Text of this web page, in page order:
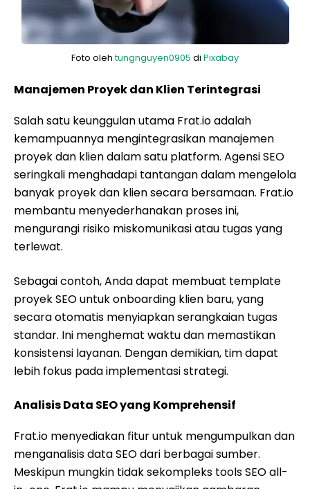
Foto olehtungnguyen0905 di Pixabay
Manajemen Proyek dan Klien Terintegrasi
Salah satu keunggulan utama Frat.io adalah
kemampuannya mengintegrasikan manajemen
proyek dan klien dalam satu platform. Agensi SEO
seringkali menghadapi tantangan dalam mengelola
banyak proyek dan klien secara bersamaan. Frat.io
membantu menyederhanakan proses ini,
mengurangi risiko miskomunikasi atau tugas yang
terlewat.
Sebagai contoh, Anda dapat membuat template
proyek SEO untuk onboarding klien baru, yang
secara otomatis menyiapkan serangkaian tugas
standar. Ini menghemat waktu dan memastikan
konsistensi layanan. Dengan demikian, tim dapat
lebih fokus pada implementasi strategi.
Analisis Data SEO yang Komprehensif
Frat.io menyediakan fitur untuk mengumpulkan dan
menganalisis data SEO dari berbagai sumber.
Meskipun mungkin tidak sekompleks tools SEO all-